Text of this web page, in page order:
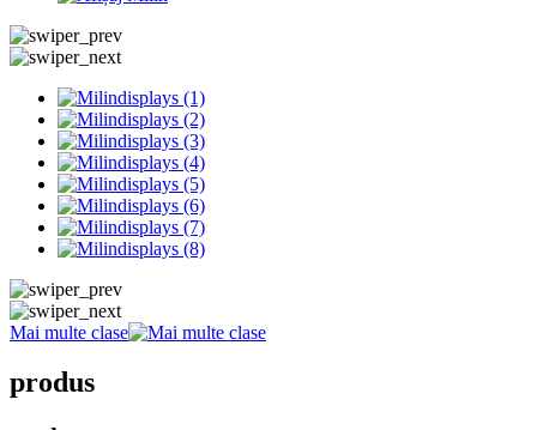
Mai multe clase
produs